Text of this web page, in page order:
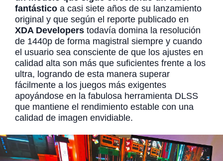
fantástico a casi siete años de su lanzamiento
original y que según el reporte publicado en
XDA Developers todavía domina la resolución
de 1440p de forma magistral siempre y cuando
el usuario sea consciente de que los ajustes en
calidad alta son más que suficientes frente a los
ultra, logrando de esta manera superar
fácilmente a los juegos más exigentes
apoyándose en la fabulosa herramienta DLSS
que mantiene el rendimiento estable con una
calidad de imagen envidiable.